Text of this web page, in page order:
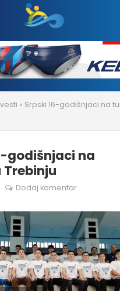
» Srpski 16-godišnjaci na
godišnjaci na
Dodaj komentar